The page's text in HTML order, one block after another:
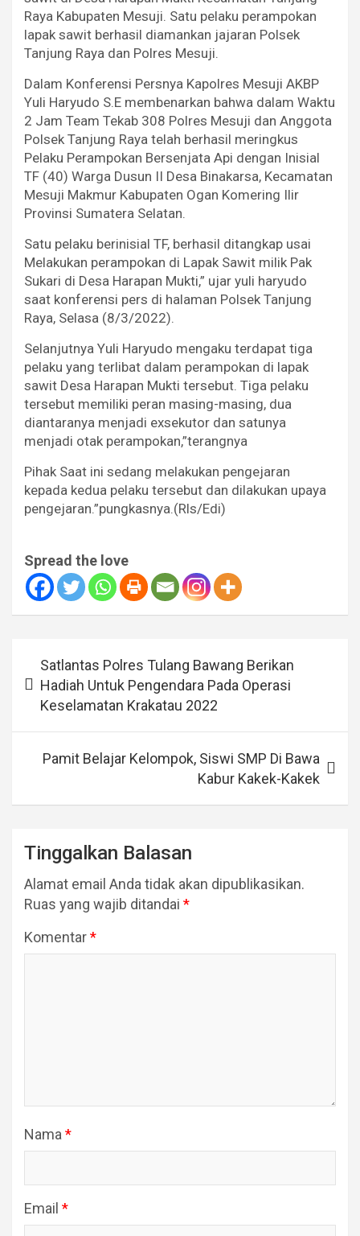
Raya Kabupaten Mesuji. Satu pelaku perampokan
lapak sawit berhasil diamankan jajaran Polsek
Tanjung Raya dan Polres Mesuji.
Dalam Konferensi Persnya Kapolres Mesuji AKBP
Yuli Haryudo S.E membenarkan bahwa dalam Waktu
2 Jam Team Tekab 308 Polres Mesuji dan Anggota
Polsek Tanjung Raya telah berhasil meringkus
Pelaku Perampokan Bersenjata Api dengan Inisial
TF (40) Warga Dusun II Desa Binakarsa, Kecamatan
Mesuji Makmur Kabupaten Ogan Komering Ilir
Provinsi Sumatera Selatan.
Satu pelaku berinisial TF, berhasil ditangkap usai
Melakukan perampokan di Lapak Sawit milik Pak
Sukari di Desa Harapan Mukti,” ujar yuli haryudo
saat konferensi pers di halaman Polsek Tanjung
Raya, Selasa (8/3/2022).
Selanjutnya Yuli Haryudo mengaku terdapat tiga
pelaku yang terlibat dalam perampokan di lapak
sawit Desa Harapan Mukti tersebut. Tiga pelaku
tersebut memiliki peran masing-masing, dua
diantaranya menjadi exsekutor dan satunya
menjadi otak perampokan,”terangnya
Pihak Saat ini sedang melakukan pengejaran
kepada kedua pelaku tersebut dan dilakukan upaya
pengejaran.”pungkasnya.(Rls/Edi)
Spread the love
posSatlantas Polres Tulang Bawang Berikan
Hadiah Untuk Pengendara Pada Operasi
Keselamatan Krakatau 2022
Pamit Belajar Kelompok, Siswi SMP Di Bawa
Kabur Kakek-Kakek
Tinggalkan Balasan
Alamat email Anda tidak akan dipublikasikan.
Ruas yang wajib ditandai *
Komentar*
Nama *
Email *